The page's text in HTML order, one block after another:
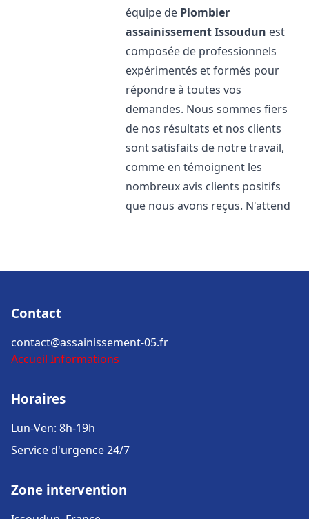
équipe de Plombier
assainissementIssoudun est
composée de professionnels
expérimentés et formés pour
répondre à toutes vos
demandes. Nous sommes fiers
de nos résultats et nos clients
sont satisfaits de notre travail,
comme en témoignent les
nombreux avis clients positifs
que nous avons reçus. N'attend
Contact
contact@assainissement-05.fr
Accueil Informations
Horaires
Lun-Ven: 8h-19h
Service d'urgence 24/7
Zone intervention